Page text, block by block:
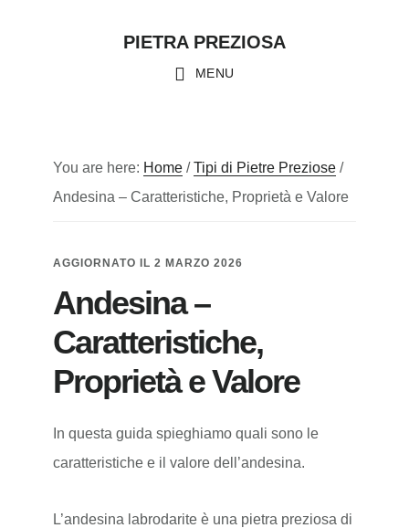
PIETRA PREZIOSA
MENU
You are here: Home / Tipi di Pietre Preziose /
Andesina – Caratteristiche, Proprietà e Valore
AGGIORNATO IL2 MARZO 2026
Andesina –
Caratteristiche,
Proprietà e Valore
In questa guida spieghiamo quali sono le
caratteristiche e il valore dell’andesina.
L’andesina labrodarite è una pietra preziosa di